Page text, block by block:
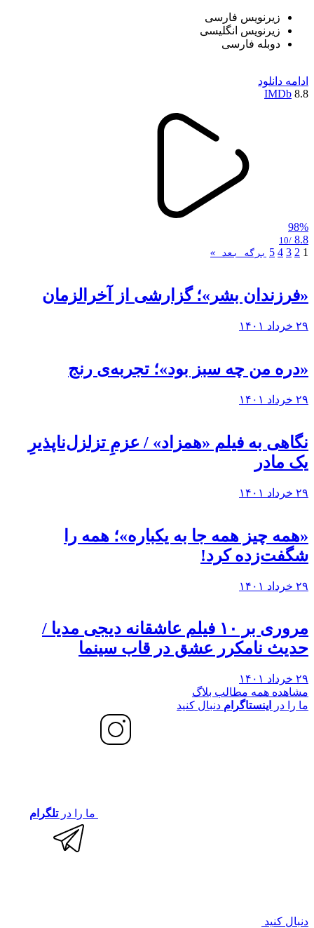
زیرنویس فارسی
زیرنویس انگلیسی
دوبله فارسی
ادامه دانلود
8.8
IMDb
98%
8.8
/10
1
2
3
4
5 برگه بعد »
«فرزندان بشر»؛ گزارشی از آخرالزمان
۲۹ خرداد ۱۴۰۱
«دره من چه سبز بود»؛ تجربه‌ی رنج
۲۹ خرداد ۱۴۰۱
نگاهی به فيلم «همزاد» / عزمِ تزلزل‌ناپذیرِ
یک مادر
۲۹ خرداد ۱۴۰۱
«همه چیز همه جا به یکباره»؛ همه را
شگفت‌زده کرد!
۲۹ خرداد ۱۴۰۱
مروری بر ۱۰ فیلم عاشقانه دیجی مدیا /
حدیث نامکرر عشق در قاب سینما
۲۹ خرداد ۱۴۰۱
مشاهده همه مطالب بلاگ
ما را در
اینستاگرام دنبال کنید
ما را درتلگرام
دنبال کنید